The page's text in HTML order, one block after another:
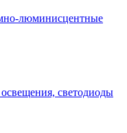
люминисцентные
светодиоды